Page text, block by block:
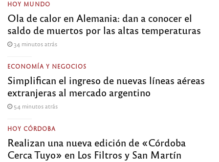
HOY MUNDO
Ola de calor en Alemania: dan a conocer el
saldo de muertos por las altas temperaturas
34 minutos atrás
ECONOMÍA Y NEGOCIOS
Simplifican el ingreso de nuevas líneas aéreas
extranjeras al mercado argentino
54 minutos atrás
HOY CÓRDOBA
Realizan una nueva edición de «Córdoba
Cerca Tuyo» en Los Filtros y San Martín